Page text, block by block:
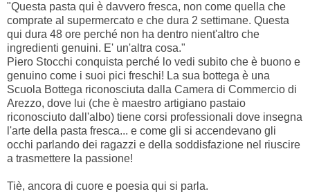
"Questa pasta qui è davvero fresca, non come quella che
comprate al supermercato e che dura 2 settimane. Questa
qui dura 48 ore perché non ha dentro nient'altro che
ingredienti genuini. E' un'altra cosa."
Piero Stocchi conquista perché lo vedi subito che è buono e
genuino come i suoi pici freschi! La sua bottega è una
Scuola Bottega riconosciuta dalla Camera di Commercio di
Arezzo, dove lui (che è maestro artigiano pastaio
riconosciuto dall'albo) tiene corsi professionali dove insegna
l'arte della pasta fresca... e come gli si accendevano gli
occhi parlando dei ragazzi e della soddisfazione nel riuscire
a trasmettere la passione!
Tiè, ancora di cuore e poesia qui si parla.